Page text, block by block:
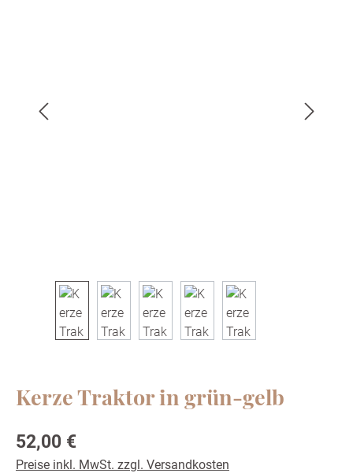
Kerze Traktor in grün-gelb
Regulärer Preis:
52,00 €
Preise inkl. MwSt. zzgl. Versandkosten